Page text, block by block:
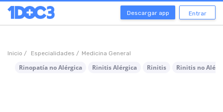
Descargar app Entrar
Inicio / Especialidades / Medicina General
Rinopatía no Alérgica Rinitis Alérgica Rinitis Rinitis no